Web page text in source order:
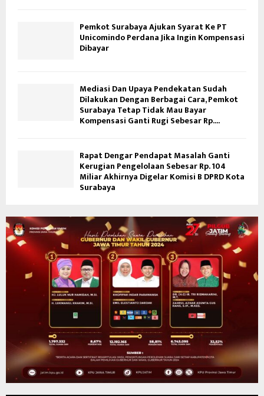
Pemkot Surabaya Ajukan Syarat Ke PT
Unicomindo Perdana Jika Ingin Kompensasi
Dibayar
Mediasi Dan Upaya Pendekatan Sudah
Dilakukan Dengan Berbagai Cara, Pemkot
Surabaya Tetap Tidak Mau Bayar
Kompensasi Ganti Rugi Sebesar Rp....
Rapat Dengar Pendapat Masalah Ganti
Kerugian Pengelolaan Sebesar Rp. 104
Miliar Akhirnya Digelar Komisi B DPRD Kota
Surabaya